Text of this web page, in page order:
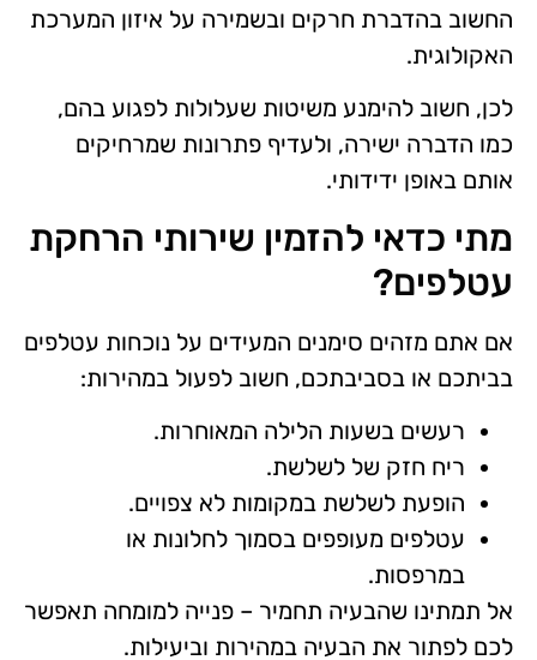
החשוב בהדברת חרקים ובשמירה על איזון המערכת
האקולוגית.
לכן, חשוב להימנע משיטות שעלולות לפגוע בהם,
כמו הדברה ישירה, ולעדיף פתרונות שמרחיקים
אותם באופן ידידותי.
מתי כדאי להזמין שירותי הרחקת
עטלפים?
אם אתם מזהים סימנים המעידים על נוכחות עטלפים
בביתכם או בסביבתכם, חשוב לפעול במהירות:
רעשים בשעות הלילה המאוחרות.
ריח חזק של לשלשת.
הופעת לשלשת במקומות לא צפויים.
עטלפים מעופפים בסמוך לחלונות או
במרפסות.
אל תמתינו שהבעיה תחמיר – פנייה למומחה תאפשר
לכם לפתור את הבעיה במהירות וביעילות.